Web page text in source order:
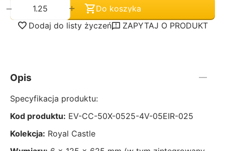
+
−
Do koszyka
Dodaj do listy życzeń
ZAPYTAJ O PRODUKT
Opis
Specyfikacja produktu:
Kod produktu: EV-CC-50X-0525-4V-05EIR-025
Kolekcja: Royal Castle